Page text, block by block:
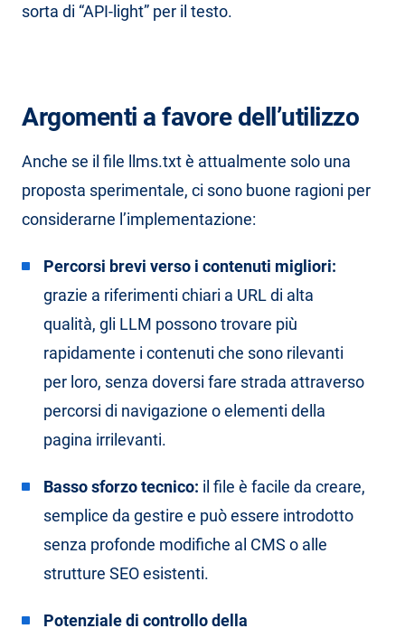
sorta di “API-light” per il testo.
Argomenti a favore dell’utilizzo
Anche se il file llms.txt è attualmente solo una
proposta sperimentale, ci sono buone ragioni per
considerarne l’implementazione:
Percorsi brevi verso i contenuti migliori:
grazie a riferimenti chiari a URL di alta
qualità, gli LLM possono trovare più
rapidamente i contenuti che sono rilevanti
per loro, senza doversi fare strada attraverso
percorsi di navigazione o elementi della
pagina irrilevanti.
Basso sforzo tecnico: il file è facile da creare,
semplice da gestire e può essere introdotto
senza profonde modifiche al CMS o alle
strutture SEO esistenti.
Potenziale di controllo della